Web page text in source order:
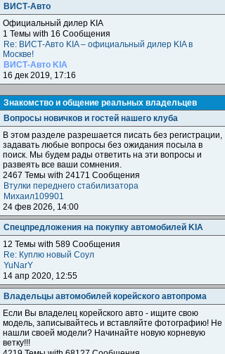
ВИСТ-Авто
Официальный дилер KIA
1 Темы with 16 Сообщения
Re: ВИСТ-Авто KIA – официальный дилер KIA в
Москве!
ВИСТ-Авто KIA
16 дек 2019, 17:16
Знакомство и общение реальных владельцев
Вопросы новичков и гостей нашего клуба
В этом разделе разрешается писать без регистрации,
задавать любые вопросы без ожидания посыла в
поиск. Мы будем рады ответить на эти вопросы и
развеять все ваши сомнения.
2467 Темы with 24171 Сообщения
Втулки переднего стабилизатора
Михаил109901
24 фев 2026, 14:00
Спецпредложения на покупку автомобилей KIA
12 Темы with 589 Сообщения
Re: Куплю новый Соул
YuNarY
14 апр 2020, 12:55
Владельцы автомобилей корейского автопрома
Если Вы владелец корейского авто - ищите свою
модель, записывайтесь и вставляйте фотографию! Не
нашли своей модели? Начинайте новую корневую
ветку!!!